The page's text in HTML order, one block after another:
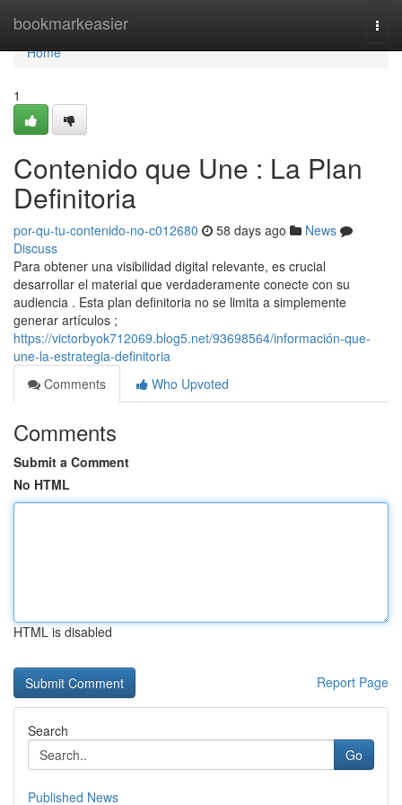
bookmarkeasier
Home
Home
1
Contenido que Une : La Plan
Definitoria
por-qu-tu-contenido-no-c012680 58 days ago
News
Discuss
Para obtener una visibilidad digital relevante, es crucial
desarrollar el material que verdaderamente conecte con su
audiencia . Esta plan definitoria no se limita a simplemente
generar artículos ;
https://victorbyok712069.blog5.net/93698564/información-que-
une-la-estrategia-definitoria
Comments
Who Upvoted
Comments
Submit a Comment
No HTML
HTML is disabled
Report Page
Search
Go
Published News